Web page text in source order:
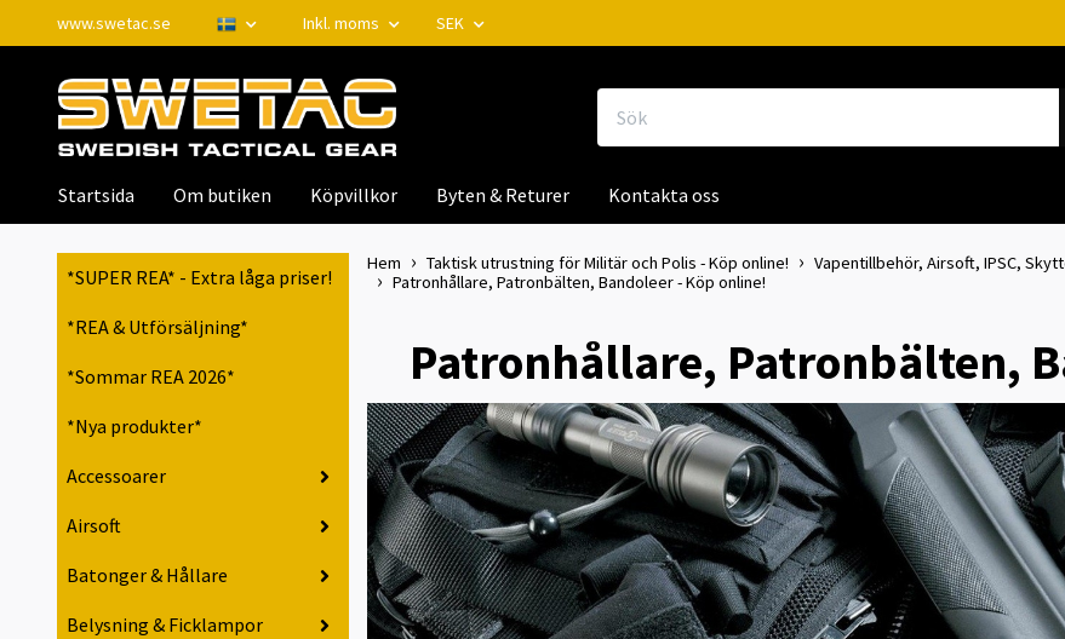
www.swetac.se Inkl. moms SEK
Startsida Om butiken Köpvillkor Byten & Returer Kontakta oss
*SUPER REA* - Extra låga priser!
*REA & Utförsäljning*
*Sommar REA 2026*
*Nya produkter*
Accessoarer
Airsoft
Batonger & Hållare
Belysning & Ficklampor
Hem Taktisk utrustning för Militär och Polis - Köp online!
Vapentillbehör, Airsoft, IPSC,
Patronhållare, Patronbälten, Bandoleer - Köp online!
Patronhållare, Patronbälten,